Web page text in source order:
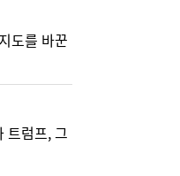
, “‘글로
도를 바꾼
트럼프, 그